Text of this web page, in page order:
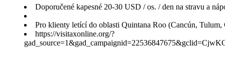
Doporučené kapesné 20-30 USD / os. / den na stravu a
Pro klienty letící do oblasti Quintana Roo (Cancún,
https://visitaxonline.org/?